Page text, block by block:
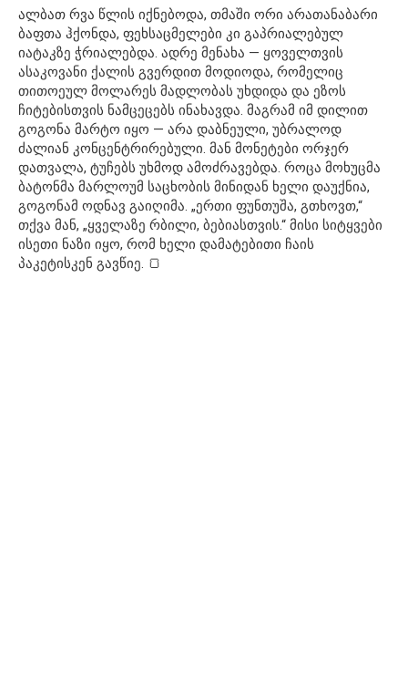
ალბათ რვა წლის იქნებოდა, თმაში ორი არათანაბარი
ბაფთა ჰქონდა, ფეხსაცმელები კი გაპრიალებულ
იატაკზე ჭრიალებდა. ადრე მენახა — ყოველთვის
ასაკოვანი ქალის გვერდით მოდიოდა, რომელიც
თითოეულ მოლარეს მადლობას უხდიდა და ეზოს
ჩიტებისთვის ნამცეცებს ინახავდა. მაგრამ იმ დილით
გოგონა მარტო იყო — არა დაბნეული, უბრალოდ
ძალიან კონცენტრირებული. მან მონეტები ორჯერ
დათვალა, ტუჩებს უხმოდ ამოძრავებდა. როცა მოხუცმა
ბატონმა მარლოუმ საცხობის მინიდან ხელი დაუქნია,
გოგონამ ოდნავ გაიღიმა. „ერთი ფუნთუშა, გთხოვთ,“
თქვა მან, „ყველაზე რბილი, ბებიასთვის.“ მისი სიტყვები
ისეთი ნაზი იყო, რომ ხელი დამატებითი ჩაის
პაკეტისკენ გავწიე. 🍞